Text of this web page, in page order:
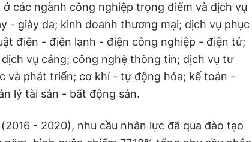
các ngành công nghiệp trọng điểm và dịch vụ
- giày da; kinh doanh thương mại; dịch vụ phục
điện - điện lạnh - điện công nghiệp - điện tử;
vụ cảng; công nghệ thông tin; dịch vụ tư
và phát triển; cơ khí - tự động hóa; kế toán -
lý tài sản - bất động sản.
- 2020), nhu cầu nhân lực đã qua đào tạo